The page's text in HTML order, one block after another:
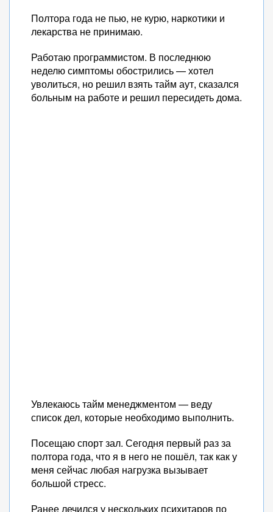
Полтора года не пью, не курю, наркотики и
лекарства не принимаю.
Работаю программистом. В последнюю
неделю симптомы обострились — хотел
уволиться, но решил взять тайм аут, сказался
больным на работе и решил пересидеть дома.
Увлекаюсь тайм менеджментом — веду
список дел, которые необходимо выполнить.
Посещаю спорт зал. Сегодня первый раз за
полтора года, что я в него не пошёл, так как у
меня сейчас любая нагрузка вызывает
большой стресс.
Ранее лечился у нескольких психитаров по